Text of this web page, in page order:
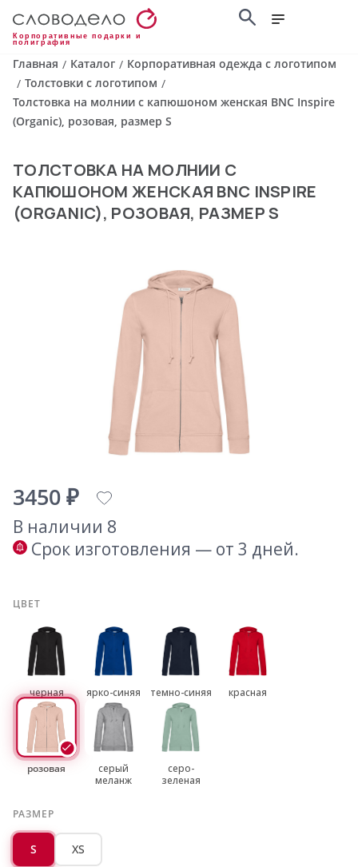
Корпоративные подарки и
полиграфия
Главная / Каталог / Корпоративная одежда с логотипом
/ Толстовки с логотипом /
Толстовка на молнии с капюшоном женская BNC Inspire
(Organic), розовая, размер S
ТОЛСТОВКА НА МОЛНИИ С
КАПЮШОНОМ ЖЕНСКАЯ BNC INSPIRE
(ORGANIC), РОЗОВАЯ, РАЗМЕР S
3450 ₽
В наличии 8
Срок изготовления — от 3 дней.
ЦВЕТ
черная ярко-синяя темно-синяя красная
розовая
серый
меланж
серо-
зеленая
РАЗМЕР
S XS